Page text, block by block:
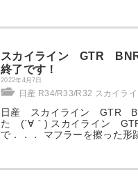
スカイライン GTR
終了です！
2022年4月7日
日産 R34/R33/R32 スカイライ
日産 スカイライン GTR
た (´∀｀) スカイライン
で．．． マフラーを擦った